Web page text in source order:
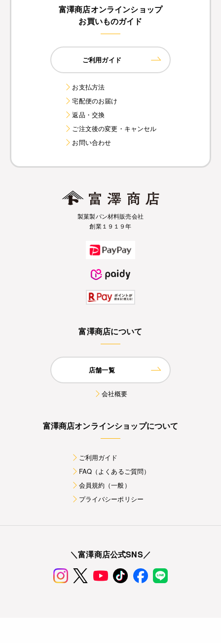
富澤商店オンラインショップ
お買いものガイド
ご利用ガイド
お支払方法
宅配便のお届け
返品・交換
ご注文後の変更・キャンセル
お問い合わせ
製菓製パン材料販売会社
創業１９１９年
富澤商店について
店舗一覧
会社概要
富澤商店オンラインショップについて
ご利用ガイド
FAQ（よくあるご質問）
会員規約（一般）
プライバシーポリシー
＼富澤商店公式SNS／